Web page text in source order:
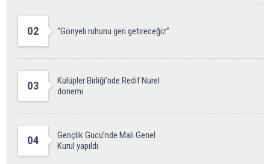
02 “Gönyeli ruhunu geri getireceğiz”
03
Kulüpler Birliği'nde Redif Nurel
dönemi
04
Gençlik Gücü’nde Mali Genel
Kurul yapıldı